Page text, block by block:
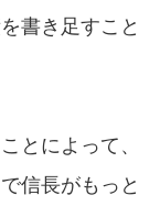
書き足すこと
とによって、
信長がもっと